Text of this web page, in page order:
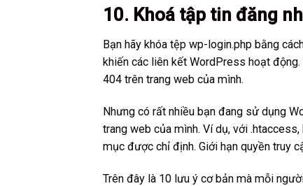
10. Khoá tập tin đăng
Bạn hãy khóa tệp wp-login.php bằng
khiến các liên kết WordPress hoạt
404 trên trang web của mình.
Nhưng có rất nhiều bạn đang sử dụng
trang web của mình. Ví dụ, với
mục được chỉ định. Giới hạn quyền truy
Trên đây là 10 lưu ý cơ bản mà mỗi